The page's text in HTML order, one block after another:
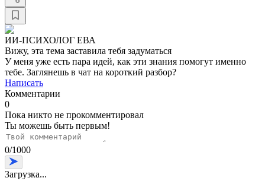
ИИ-ПСИХОЛОГ ЕВА
Вижу, эта тема заставила тебя задуматься
У меня уже есть пара идей, как эти знания помогут именно
тебе. Заглянешь в чат на короткий разбор?
Написать
Комментарии
0
Пока никто не прокомментировал
Ты можешь быть первым!
0/1000
Загрузка...